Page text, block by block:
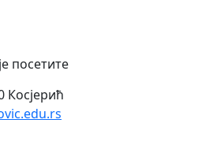
посетите
Косјерић